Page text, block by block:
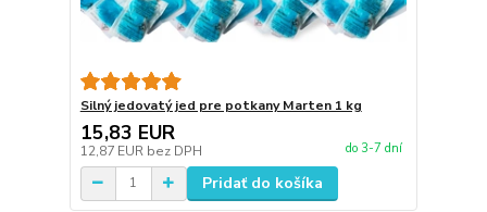
Silný jedovatý jed pre potkany Marten 1 kg
15,83 EUR
12,87 EUR bez DPH do 3-7 dní
Pridať do košíka